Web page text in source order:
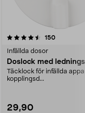
150
Infällda dosor
Doslock med
Täcklock för infällda
kopplingsd...
29,90
5.0 av 5 stjärnor